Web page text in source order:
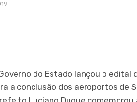
do Estado lançou o edital
a conclusão dos aeroportos de